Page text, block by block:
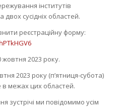
інститутів
двох сусідніх областей.
реєстраційну форму:
2023 року.
2023 року (п’ятниця-субота)
в межах цих областей.
зустрічі ми повідомимо усім